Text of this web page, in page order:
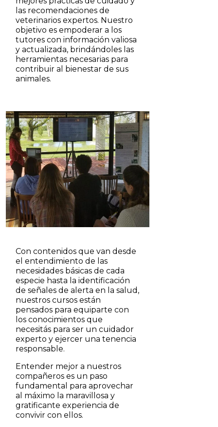
las recomendaciones de
veterinarios expertos. Nuestro
objetivo es empoderar a los
tutores con información valiosa
y actualizada, brindándoles las
herramientas necesarias para
contribuir al bienestar de sus
animales.
Con contenidos que van desde
el entendimiento de las
necesidades básicas de cada
especie hasta la identificación
de señales de alerta en la salud,
nuestros cursos están
pensados para equiparte con
los conocimientos que
necesitás para ser un cuidador
experto y ejercer una tenencia
responsable.
Entender mejor a nuestros
compañeros es un paso
fundamental para aprovechar
al máximo la maravillosa y
gratificante experiencia de
convivir con ellos.